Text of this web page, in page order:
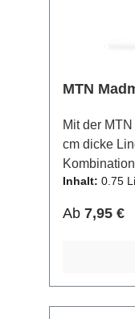
die gute
mit hoher
sich jedoch
anderen
MTN
Mit der
cm dicke
und
der MTN
Inhalt: 0.75
Regulärer
Ab 7,95 €